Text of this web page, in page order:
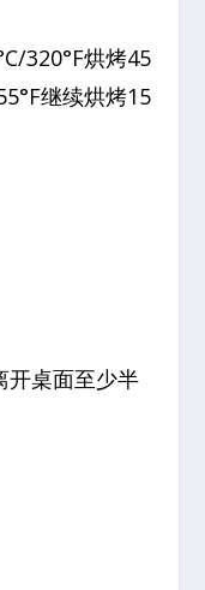
320°F烘烤45
继续烘烤15
开桌面至少半